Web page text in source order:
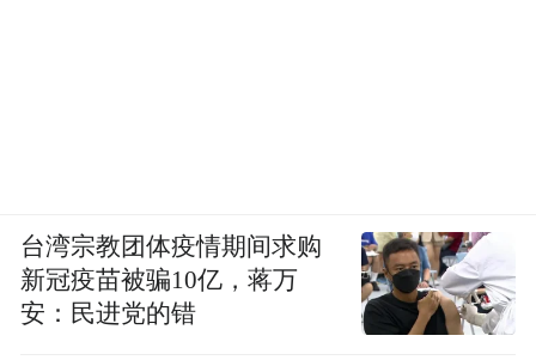
台湾宗教团体疫情期间求购
新冠疫苗被骗10亿，蒋万
安：民进党的错